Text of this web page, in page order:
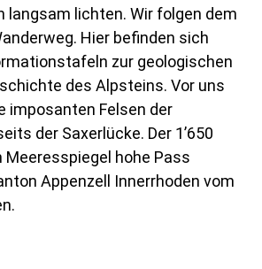
langsam lichten. Wir folgen dem
Hier befinden sich
zur geologischen
des Alpsteins. Vor uns
imposanten Felsen der
der Saxerlücke. Der 1’650
Meeresspiegel hohe Pass
Appenzell Innerrhoden vom